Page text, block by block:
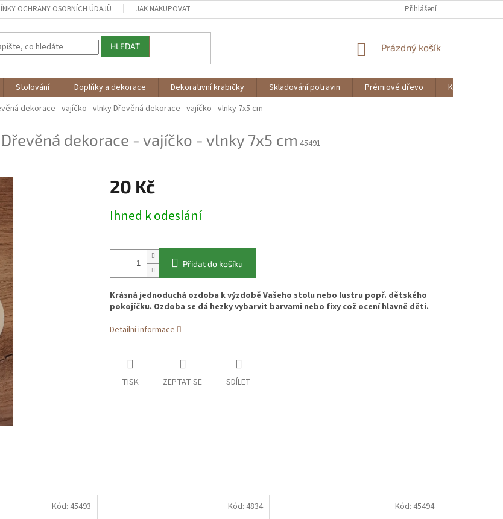
OCHRANY OSOBNÍCH ÚDAJŮ JAK NAKUPOVAT Přihlášení
HLEDAT
NÁKUPNÍ
Prázdný košík
Stolování Doplňky a dekorace Dekorativní krabičky Skladování potravin Prémiové dřevo
Knihy
dekorace - vajíčko - vlnkyDřevěná dekorace - vajíčko - vlnky 7x5 cm
Dřevěná dekorace - vajíčko - vlnky 7x5 cm 45491
20 Kč
cena:
Ihned k odeslání
Přidat do košíku
Krásná jednoduchá ozdoba k výzdobě Vašeho stolu nebo lustru popř. dětského
pokojíčku. Ozdoba se dá hezky vybarvit barvami nebo fixy což ocení hlavně děti.
Detailní informace
TISK ZEPTAT SE SDÍLET
Kód: 45493 Kód: 4834 Kód: 45494